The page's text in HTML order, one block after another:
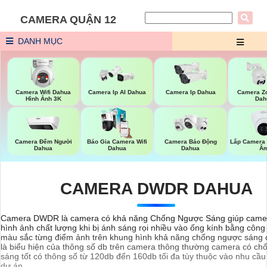
CAMERA QUẬN 12
DANH MỤC
Camera Wifi Dahua
Hình Ảnh 3K
Camera Ip AI Dahua Camera Ip Dahua
Camera
Camera Đếm Người
Dahua
Báo Gia Camera Wifi
Dahua
Camera Báo Động
Dahua
Lắp Camera
CAMERA DWDR DAHUA
Camera DWDR là camera có khả năng Chống Ngược Sáng giúp
hình ảnh chất lượng khi bị ánh sáng rọi nhiều vào ống kính bằng
màu sắc từng điểm ảnh trên khung hình khả năng chống ngược sáng
là biểu hiện của thông số db trên camera thông thường camera có
sáng tốt có thông số từ 120db đến 160db tối đa tùy thuộc vào nhu